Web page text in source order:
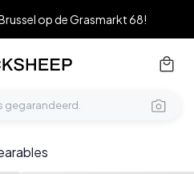
op de Grasmarkt 68!